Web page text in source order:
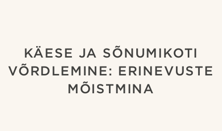
KÄESE JA SÕNUMIKOTI
VÕRDLEMINE: ERINEVUSTE
MÕISTMINA